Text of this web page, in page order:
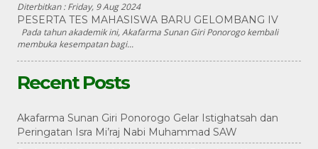
Diterbitkan :Friday, 9 Aug 2024
PESERTA TES MAHASISWA BARU GELOMBANG IV
Pada tahun akademik ini, Akafarma Sunan Giri Ponorogo kembali
membuka kesempatan bagi...
Recent Posts
Akafarma Sunan Giri Ponorogo Gelar Istighatsah dan
Peringatan Isra Mi’raj Nabi Muhammad SAW